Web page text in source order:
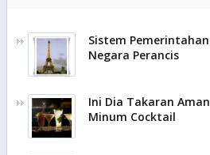
Sistem Pemerintahan
Negara Perancis
Ini Dia Takaran Aman
Minum Cocktail